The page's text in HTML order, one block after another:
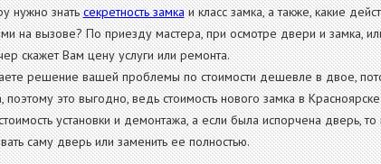
нужно знатьсекретность замкаи класс замка, а также, какие
на вызове? По приезду мастера, при осмотре двери и замка,
скажет Вам цену услуги или ремонта.
решение вашей проблемы по стоимости дешевле в двое,
это выгодно, ведь стоимость нового замка в
установки и демонтажа, а если была испорчена дверь,
саму дверь или заменить ее полностью.